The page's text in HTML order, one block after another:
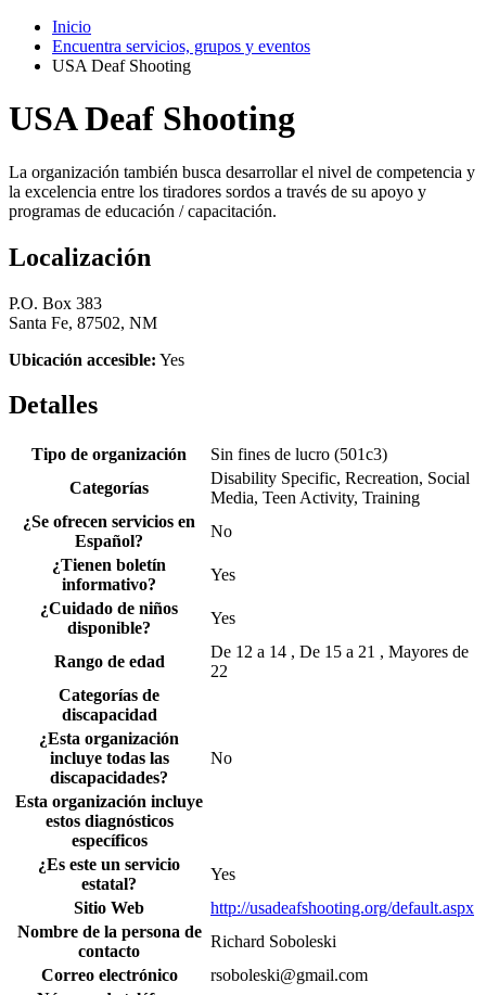
Inicio
Encuentra servicios, grupos y eventos
USA Deaf Shooting
USA Deaf Shooting
La organización también busca desarrollar el nivel de competencia y
la excelencia entre los tiradores sordos a través de su apoyo y
programas de educación / capacitación.
Localización
P.O. Box 383
Santa Fe, 87502, NM
Ubicación accesible: Yes
Detalles
Tipo de organización
Sin fines de lucro (501c3)
Categorías
Disability Specific, Recreation, Social
Media, Teen Activity, Training
¿Se ofrecen servicios en
Español?
No
¿Tienen boletín
informativo?
Yes
¿Cuidado de niños
disponible?
Yes
Rango de edad
De 12 a 14 , De 15 a 21 , Mayores de
22
Categorías de
discapacidad
¿Esta organización
incluye todas las
discapacidades?
No
Esta organización incluye
estos diagnósticos
específicos
¿Es este un servicio
estatal?
Yes
Sitio Web
http://usadeafshooting.org/default.aspx
Nombre de la persona de
contacto
Richard Soboleski
Correo electrónico
rsoboleski@gmail.com